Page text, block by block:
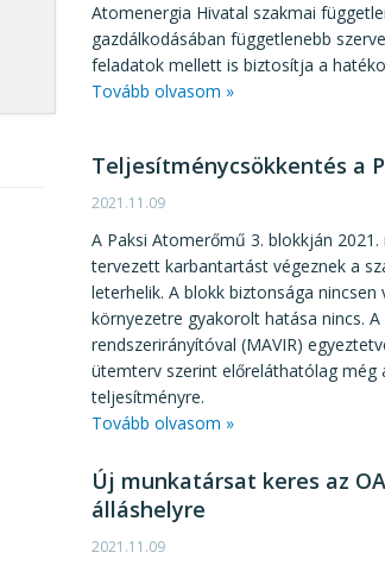
Atomenergia Hivatal szakmai
gazdálkodásában függetlenebb
feladatok mellett is biztosítja a
Tovább olvasom »
Teljesítménycsökkentés a
2021.11.09
A Paksi Atomerőmű 3. blokkján
tervezett karbantartást végeznek a
leterhelik. A blokk biztonsága
környezetre gyakorolt hatása nincs.
rendszerirányítóval (MAVIR)
ütemterv szerint előreláthatólag még
teljesítményre.
Tovább olvasom »
Új munkatársat keres az
álláshelyre
2021.11.09